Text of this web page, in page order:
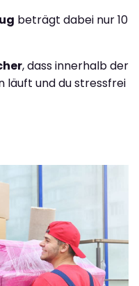
beträgt dabei nur 10
, dass innerhalb der
läuft und du stressfrei